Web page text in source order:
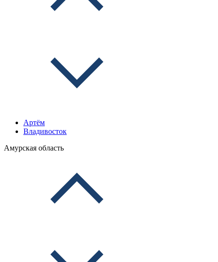
Артём
Владивосток
Амурская область